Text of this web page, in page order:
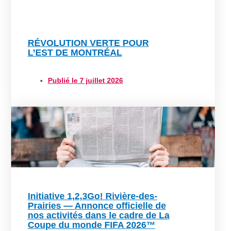
RÉVOLUTION VERTE POUR
L’EST DE MONTRÉAL
Publié le7 juillet 2026
Initiative 1,2,3Go! Rivière-des-
Prairies — Annonce officielle de
nos activités dans le cadre de La
Coupe du monde FIFA 2026™